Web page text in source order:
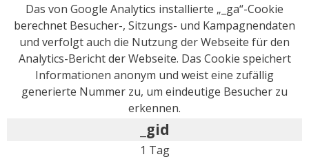
Das von Google Analytics installierte „_ga“-Cookie
berechnet Besucher-, Sitzungs- und Kampagnendaten
und verfolgt auch die Nutzung der Webseite für den
Analytics-Bericht der Webseite. Das Cookie speichert
Informationen anonym und weist eine zufällig
generierte Nummer zu, um eindeutige Besucher zu
erkennen.
_gid
1 Tag